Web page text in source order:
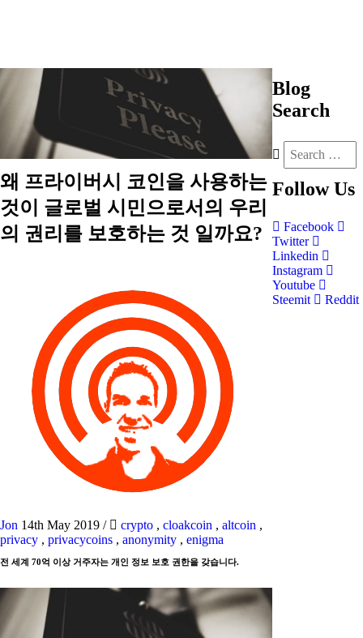
왜 프라이버시 코인을 사용하는
것이 글로벌 시민으로서의 우리
의 권리를 보호하는 것 일까요?
Jon 14th May 2019 / crypto , cloakcoin , altcoin ,
privacy , privacycoins , anonymity , enigma
전 세계 70억 이상 거주자는 개인 정보 보호 권한을 갖습니다.
Blog
Search
Follow Us
Facebook
Twitter
Linkedin
Instagram
Youtube
Steemit
Reddit